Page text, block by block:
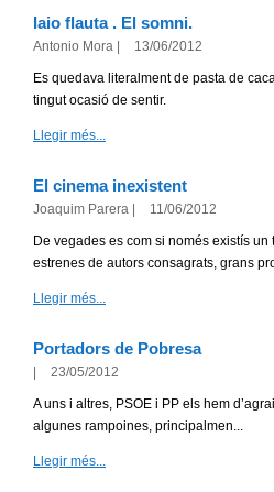
Iaio flauta . El somni.
Antonio Mora 13/06/2012
Es quedava literalment de pasta de
tingut ocasió de sentir.
Llegir més...
El cinema inexistent
Joaquim Parera 11/06/2012
De vegades es com si només existís
estrenes de autors consagrats, grans
Llegir més...
Portadors de Pobresa
23/05/2012
A uns i altres, PSOE i PP els hem
algunes rampoines, principalmen...
Llegir més...